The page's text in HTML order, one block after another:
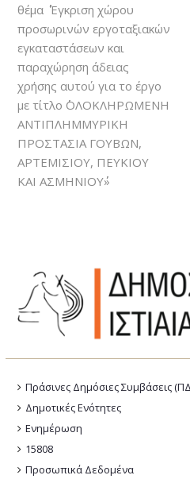
θέμα ΄΄ Έγκριση χώρου
προσωρινών εργοταξιακών
εγκαταστάσεων και
παραχώρηση άδειας
χρήσης αυτού για το έργο
με τίτλο ΄΄ΟΛΟΚΛΗΡΩΜΕΝΗ
ΑΝΤΙΠΛΗΜΜΥΡΙΚΗ
ΠΡΟΣΤΑΣΙΑ ΓΟΥΒΩΝ,
ΑΡΤΕΜΙΣΙΟΥ, ΠΕΥΚΙΟΥ
ΚΑΙ ΑΣΜΗΝΙΟΥ΄΄»
Πράσινες Δημόσιες Συμβάσεις
Δημοτικές Ενότητες
Ενημέρωση
15808
Προσωπικά Δεδομένα